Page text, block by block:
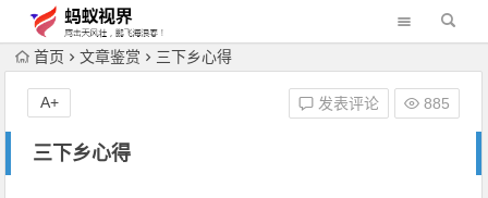
首页 文章鉴赏 三下乡心得
三下乡心得
发表评论 885
A+